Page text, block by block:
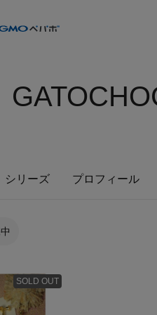
シリーズ プロフィール
SOLD OUT